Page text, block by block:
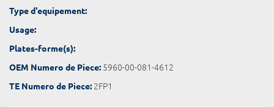
Type d'equipement:
Usage:
Plates-forme(s):
OEM Numero de Piece: 5960-00-081-4612
TE Numero de Piece: 2FP1